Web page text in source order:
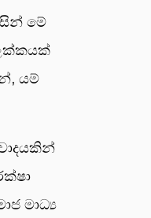
මේ
යම්
මාධ්‍ය